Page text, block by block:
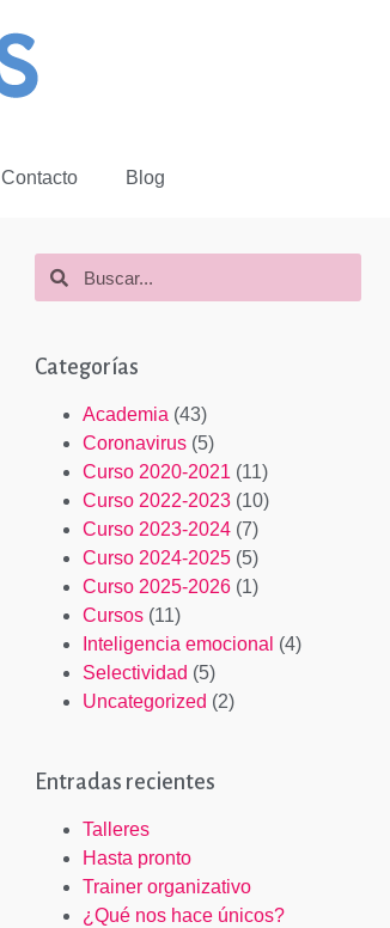
Contacto Blog
Categorías
Academia (43)
Coronavirus(5)
Curso 2020-2021 (11)
Curso 2022-2023(10)
Curso 2023-2024(7)
Curso 2024-2025(5)
Curso 2025-2026(1)
Cursos(11)
Inteligencia emocional (4)
Selectividad (5)
Uncategorized (2)
Entradas recientes
Talleres
Hasta pronto
Trainer organizativo
¿Qué nos hace únicos?